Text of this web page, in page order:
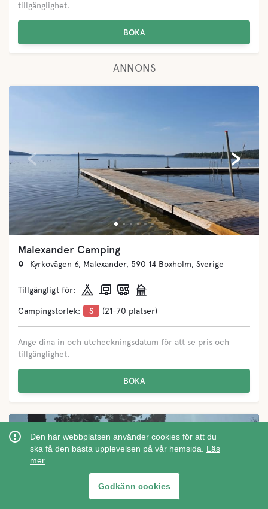
Den här webbplatsen använder cookies för att du
ska få den bästa upplevelsen på vår hemsida. Läs
mer
Godkänn cookies
tillgänglighet.
BOKA
ANNONS
›
‹
Malexander Camping
Kyrkovägen 6, Malexander, 590 14 Boxholm, Sverige
Tillgängligt för:
Campingstorlek: S (21-70 platser)
Ange dina in och utcheckningsdatum för att se pris och
tillgänglighet.
BOKA